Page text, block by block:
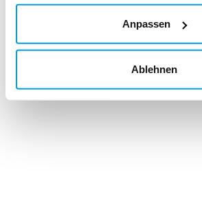
Anpassen
Ablehnen